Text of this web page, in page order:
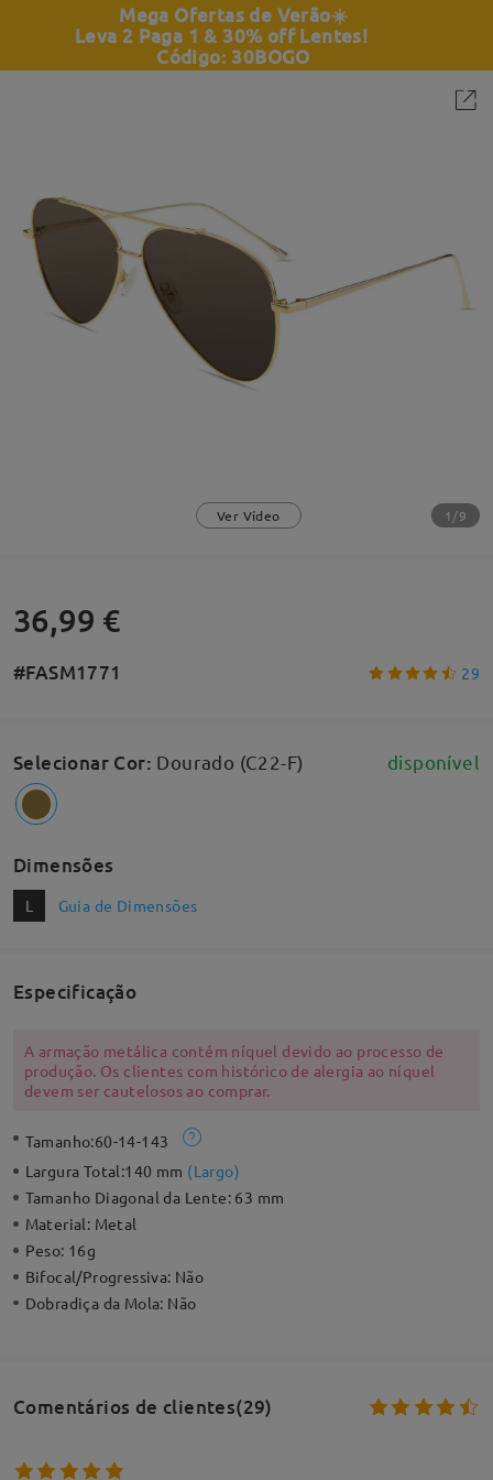
Mega Ofertas de Verão☀️
Leva 2 Paga 1 & 30% off Lentes!
Código: 30BOGO
Ver Vídeo 1/9
36,99 €
#FASM1771 29
Selecionar Cor: Dourado (C22-F) disponível
Dimensões
L Guia de Dimensões
Especificação
A armação metálica contém níquel devido ao processo de
produção. Os clientes com histórico de alergia ao níquel
devem ser cautelosos ao comprar.
Tamanho:60-14-143
Largura Total:140 mm (Largo)
Tamanho Diagonal da Lente: 63 mm
Material: Metal
Peso: 16g
Bifocal/Progressiva: Não
Dobradiça da Mola: Não
Comentários de clientes(29)